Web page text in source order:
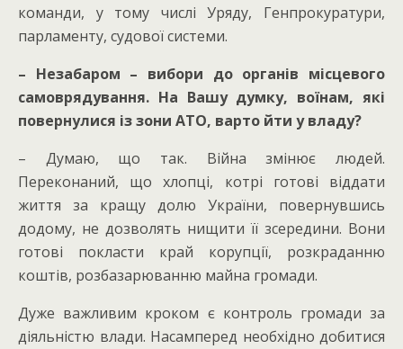
команди, у тому числі Уряду, Генпрокуратури,
парламенту, судової системи.
– Незабаром – вибори до органів місцевого
самоврядування. На Вашу думку, воїнам, які
повернулися із зони АТО, варто йти у владу?
– Думаю, що так. Війна змінює людей.
Переконаний, що хлопці, котрі готові віддати
життя за кращу долю України, повернувшись
додому, не дозволять нищити її зсередини. Вони
готові покласти край корупції, розкраданню
коштів, розбазарюванню майна громади.
Дуже важливим кроком є контроль громади за
діяльністю влади. Насамперед необхідно добитися